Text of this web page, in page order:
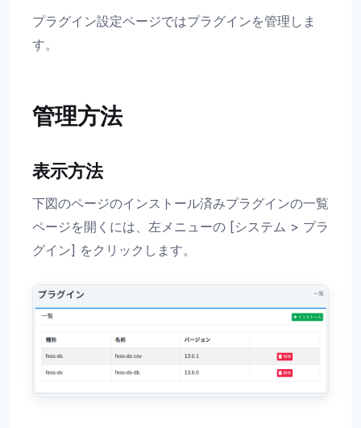
プラグイン設定ページではプラグインを管理しま
す。
管理方法
表示方法
下図のページのインストール済みプラグインの一覧
ページを開くには、左メニューの [システム > プラ
グイン] をクリックします。